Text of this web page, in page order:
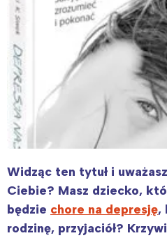
Widząc ten tytuł i
Ciebie? Masz dziecko,
będzie chore na depresję,
rodzinę, przyjaciół?